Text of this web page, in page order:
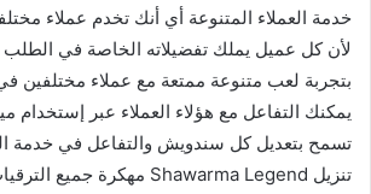
خدمة العملاء المتنوعة أي أنك تخدم عملاء
لأن كل عميل يملك تفضيلاته الخاصة في الطلب
بتجربة لعب متنوعة ممتعة مع عملاء مختلفين
يمكنك التفاعل مع هؤلاء العملاء عبر إستخدام
تسمح بتعديل كل سندويش والتفاعل في خدمة
تنزيل Shawarma Legend مهكرة جميع الترقيات للاندرويد.